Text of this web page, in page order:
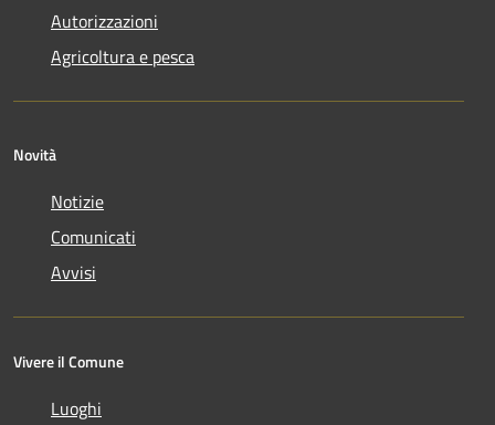
Autorizzazioni
Agricoltura e pesca
Novità
Notizie
Comunicati
Avvisi
Vivere il Comune
Luoghi